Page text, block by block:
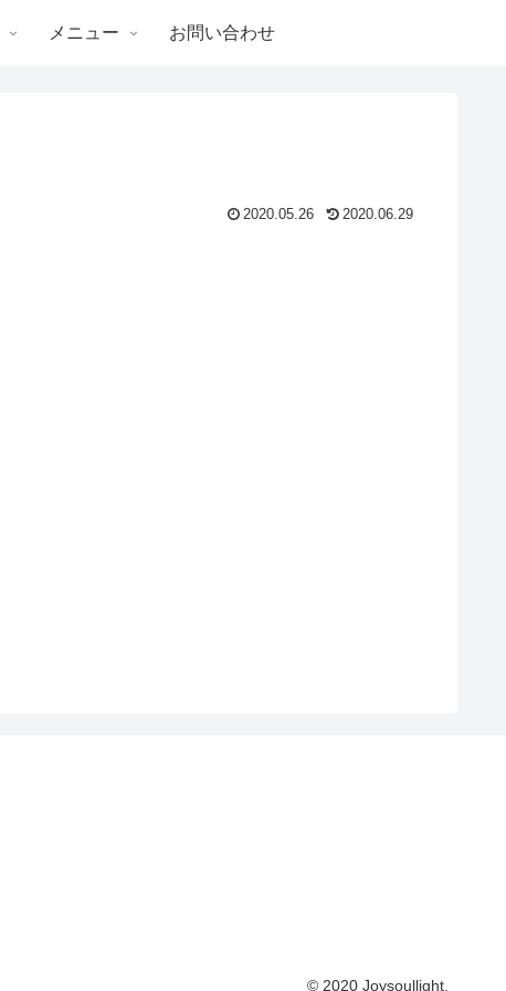
メニュー お問い合わせ
2020.05.26 2020.06.29
© 2020 Joysoullight.